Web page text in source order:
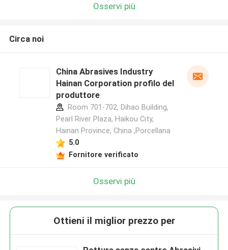
Osservi più
Circa noi
China Abrasives Industry
Hainan Corporation profilo del
produttore
Room 701-702, Dihao Building,
Pearl River Plaza, Haikou City,
Hainan Province, China ,Porcellana
5.0
Fornitore verificato
Osservi più
Ottieni il miglior prezzo per